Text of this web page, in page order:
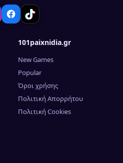
101paixnidia.gr
New Games
Popular
Όροι χρήσης
Πολιτική Απορρήτου
Πολιτική Cookies